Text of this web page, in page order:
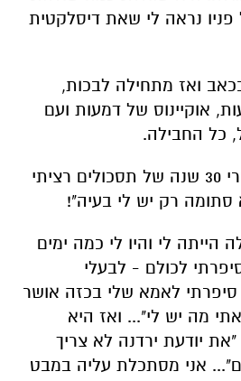
נראה לי שאת דיסלקטית
ואז מתחילה לבכות,
אוקיינוס של דמעות ועם
כל החבילה.
לפתע הרגשתי שאחרי 30 שנה של תסכולים רציתי
סתומה רק יש לי בעיה"!
הייתה לי והיו לי כמה ימים
לכולם - לבעלי
לאמא שלי בכזה אושר
מה יש לי"... ואז היא
יודעת ירדנה לא צריך
אני מסתכלת עליה במבט